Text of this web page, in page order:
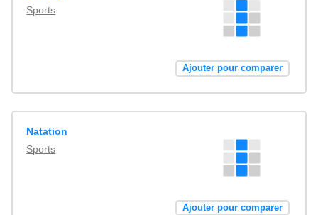
Sports
Ajouter pour comparer
Natation
Sports
Ajouter pour comparer